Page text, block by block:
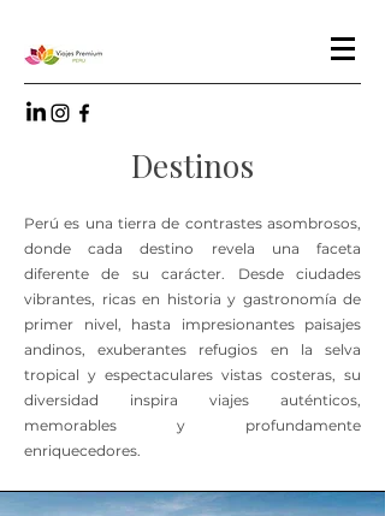
Destinos
Perú es una tierra de contrastes asombrosos,
donde cada destino revela una faceta
diferente de su carácter. Desde ciudades
vibrantes, ricas en historia y gastronomía de
primer nivel, hasta impresionantes paisajes
andinos, exuberantes refugios en la selva
tropical y espectaculares vistas costeras, su
diversidad inspira viajes auténticos,
memorables y profundamente
enriquecedores.